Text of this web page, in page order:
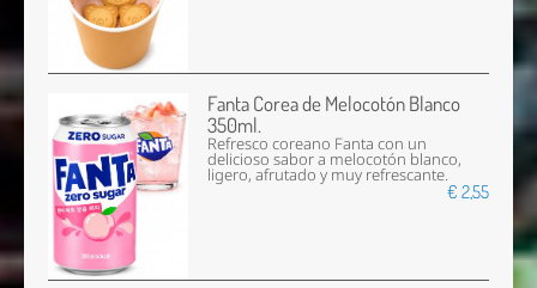
Fanta Corea de Melocotón Blanco
350ml.
Refresco coreano Fanta con un
delicioso sabor a melocotón blanco,
ligero, afrutado y muy refrescante.
€ 2,55